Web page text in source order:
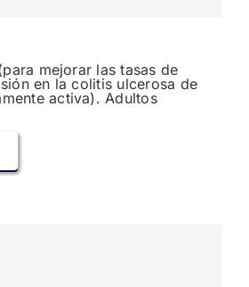
mejorar las tasas de
en la colitis ulcerosa de
activa). Adultos